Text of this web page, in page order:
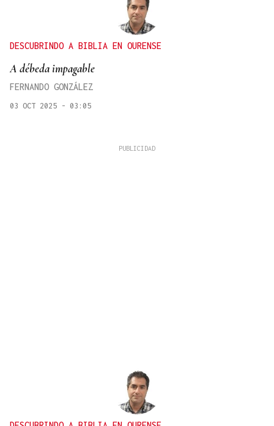
DESCUBRINDO A BIBLIA EN OURENSE
A débeda impagable
FERNANDO GONZÁLEZ
03 OCT 2025 - 03:05